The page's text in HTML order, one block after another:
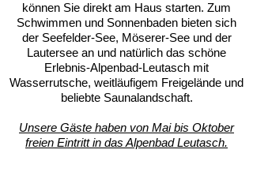
können Sie direkt am Haus starten. Zum
Schwimmen und Sonnenbaden bieten sich
der Seefelder-See, Möserer-See und der
Lautersee an und natürlich das schöne
Erlebnis-Alpenbad-Leutasch mit
Wasserrutsche, weitläufigem Freigelände und
beliebte Saunalandschaft.
Unsere Gäste haben von Mai bis Oktober
freien Eintritt in das Alpenbad Leutasch.